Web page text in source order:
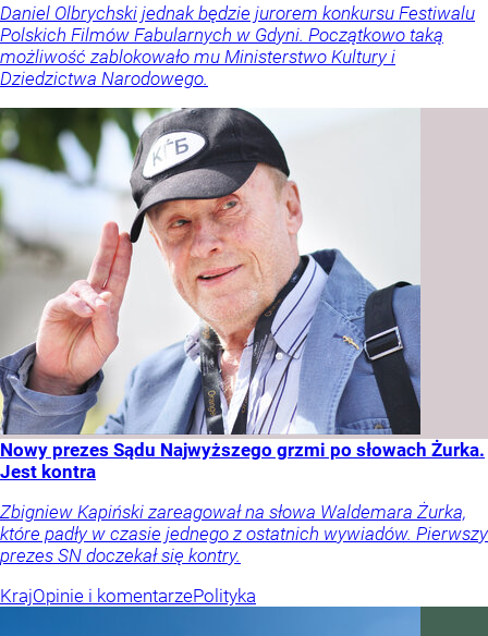
Daniel Olbrychski jednak będzie jurorem konkursu Festiwalu
Polskich Filmów Fabularnych w Gdyni. Początkowo taką
możliwość zablokowało mu Ministerstwo Kultury i
Dziedzictwa Narodowego.
Nowy prezes Sądu Najwyższego grzmi po słowach Żurka.
Jest kontra
Zbigniew Kapiński zareagował na słowa Waldemara Żurka,
które padły w czasie jednego z ostatnich wywiadów. Pierwszy
prezes SN doczekał się kontry.
KrajOpinie i komentarzePolityka